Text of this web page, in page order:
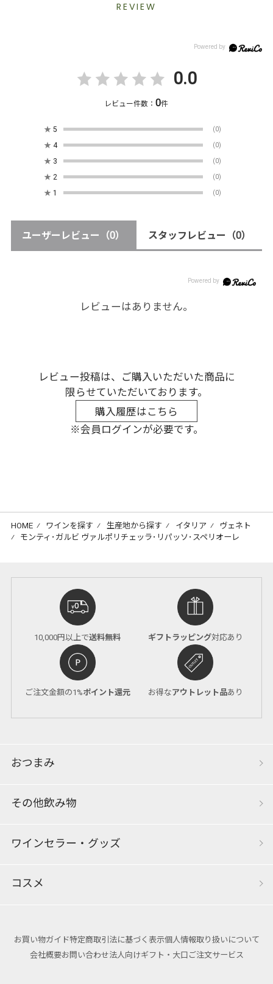
REVIEW
0.0
レビュー件数：0件
★ 5 (0)
★ 4 (0)
★ 3 (0)
★ 2 (0)
★ 1 (0)
ユーザーレビュー （0） スタッフレビュー （0）
レビューはありません。
レビュー投稿は、ご購入いただいた商品に
限らせていただいております。
購入履歴はこちら
※会員ログインが必要です。
HOME ⁄ ワインを探す ⁄ 生産地から探す ⁄ イタリア ⁄ ヴェネト
⁄ モンティ･ガルビ ヴァルポリチェッラ･リパッソ･スペリオーレ
10,000円以上で送料無料 ギフトラッピング対応あり
ご注文金額の1%ポイント還元 お得なアウトレット品あり
おつまみ
その他飲み物
ワインセラー・グッズ
コスメ
お買い物ガイド特定商取引法に基づく表示個人情報取り扱いについて
会社概要お問い合わせ法人向けギフト・大口ご注文サービス